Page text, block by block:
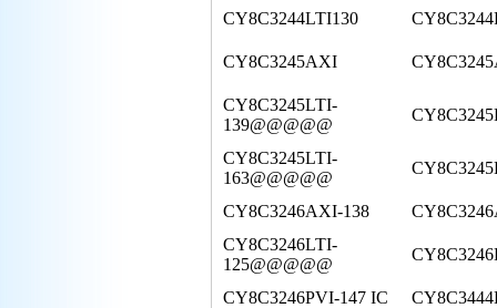
CY8C3244LTI130
CY8C3245AXI
CY8C3245LTI-
139@@@@@
CY8C3245LTI-
163@@@@@
CY8C3246AXI-138
CY8C3246LTI-
125@@@@@
CY8C3246PVI-147 IC